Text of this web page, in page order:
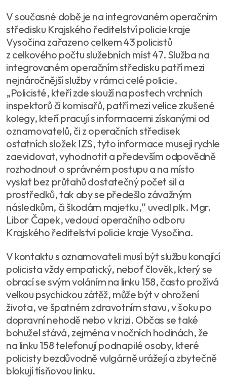
V současné době je na integrovaném operačním
středisku Krajského ředitelství policie kraje
Vysočina zařazeno celkem 43 policistů
z celkového počtu služebních míst 47. Služba na
integrovaném operačním středisku patří mezi
nejnáročnější služby v rámci celé policie.
„Policisté, kteří zde slouží na postech vrchních
inspektorů či komisařů, patří mezi velice zkušené
kolegy, kteří pracují s informacemi získanými od
oznamovatelů, či z operačních středisek
ostatních složek IZS, tyto informace musejí rychle
zaevidovat, vyhodnotit a především odpovědně
rozhodnout o správném postupu a na místo
vyslat bez průtahů dostatečný počet sil a
prostředků, tak aby se předešlo závažným
následkům, či škodám majetku,“ uvedl plk. Mgr.
Libor Čapek, vedoucí operačního odboru
Krajského ředitelství policie kraje Vysočina.
V kontaktu s oznamovateli musí být službu konající
policista vždy empatický, neboť člověk, který se
obrací se svým voláním na linku 158, často prožívá
velkou psychickou zátěž, může být v ohrožení
života, ve špatném zdravotním stavu, v šoku po
dopravní nehodě nebo v krizi. Občas se také
bohužel stává, zejména v nočních hodinách, že
na linku 158 telefonují podnapilé osoby, které
policisty bezdůvodně vulgárně urážejí a zbytečně
blokují tísňovou linku.